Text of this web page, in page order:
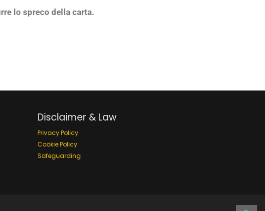
lo spreco della carta.
Disclaimer & Law
Privacy Policy
Cookie Policy
Safeguarding